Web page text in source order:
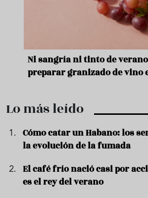
Ni sangría ni tinto de
preparar granizado de vino
Lo más leído
Cómo catar un Habano: los
la evolución de la fumada
El café frío nació casi por
es el rey del verano